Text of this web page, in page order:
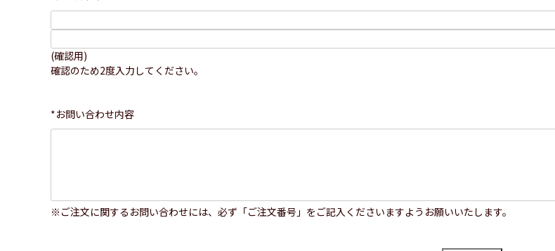
(確認用)
確認のため2度入力してください。
*お問い合わせ内容
※ご注文に関するお問い合わせには、必ず「ご注文番号」をご記入くださいますようお願いいたします。